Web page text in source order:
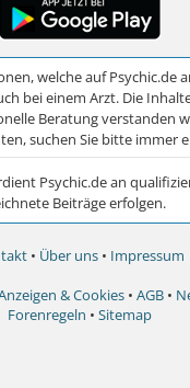
• Über uns • Impressum
& Cookies • AGB •
Forenregeln • Sitemap